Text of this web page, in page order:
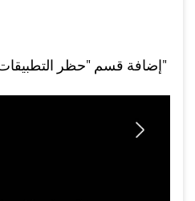
- إضافة قسم "حظر التطبيقات ذات الإعلانات مفرطة"